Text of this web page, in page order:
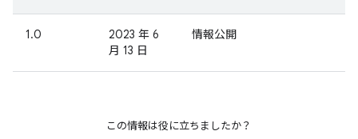
1.0
2023 年 6
月 13 日
情報公開
この情報は役に立ちましたか？